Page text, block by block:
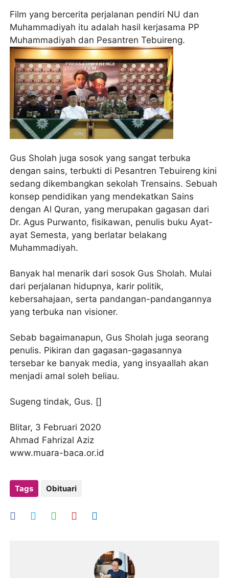
Film yang bercerita perjalanan pendiri NU dan
Muhammadiyah itu adalah hasil kerjasama PP
Muhammadiyah dan Pesantren Tebuireng.
Gus Sholah juga sosok yang sangat terbuka
dengan sains, terbukti di Pesantren Tebuireng kini
sedang dikembangkan sekolah Trensains. Sebuah
konsep pendidikan yang mendekatkan Sains
dengan Al Quran, yang merupakan gagasan dari
Dr. Agus Purwanto, fisikawan, penulis buku Ayat-
ayat Semesta, yang berlatar belakang
Muhammadiyah.
Banyak hal menarik dari sosok Gus Sholah. Mulai
dari perjalanan hidupnya, karir politik,
kebersahajaan, serta pandangan-pandangannya
yang terbuka nan visioner.
Sebab bagaimanapun, Gus Sholah juga seorang
penulis. Pikiran dan gagasan-gagasannya
tersebar ke banyak media, yang insyaallah akan
menjadi amal soleh beliau.
Sugeng tindak, Gus. []
Blitar, 3 Februari 2020
Ahmad Fahrizal Aziz
www.muara-baca.or.id
Tags Obituari